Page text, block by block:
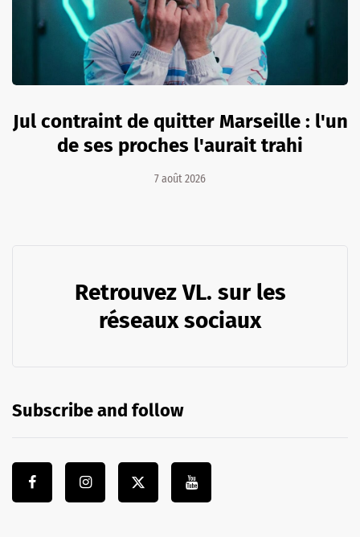
Jul contraint de quitter Marseille : l'un
de ses proches l'aurait trahi
7 août 2026
Retrouvez VL. sur les
réseaux sociaux
Subscribe and follow